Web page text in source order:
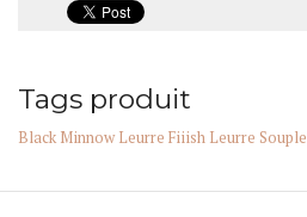
Tags produit
Black Minnow Leurre Fiiish Leurre Souple